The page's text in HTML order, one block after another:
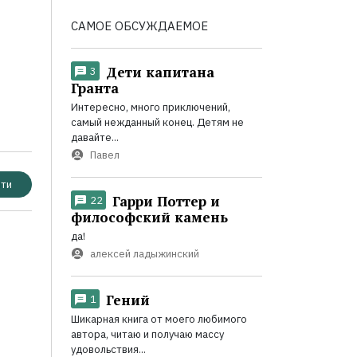
САМОЕ ОБСУЖДАЕМОЕ
3
Дети капитана
Гранта
Интересно, много приключений,
самый нежданный конец. Детям не
давайте...
Павел
22
Гарри Поттер и
философский камень
да!
алексей ладыжинский
1 Гений
Шикарная книга от моего любимого
автора, читаю и получаю массу
удовольствия...